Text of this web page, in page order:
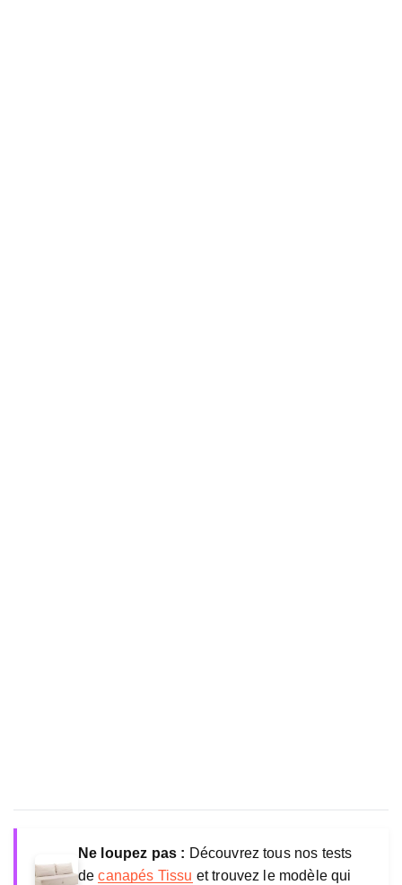
Ne loupez pas : Découvrez tous nos tests
decanapés Tissu et trouvez le modèle qui